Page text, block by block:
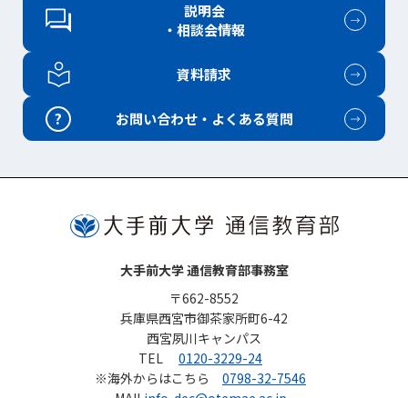
説明会
・相談会情報
資料請求
? お問い合わせ・よくある質問
大手前大学 通信教育部事務室
〒662-8552
兵庫県西宮市御茶家所町6-42
西宮夙川キャンパス
TEL
0120-3229-24
※海外からはこちら 0798-32-7546